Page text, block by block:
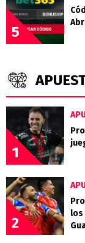
5
1
2
los